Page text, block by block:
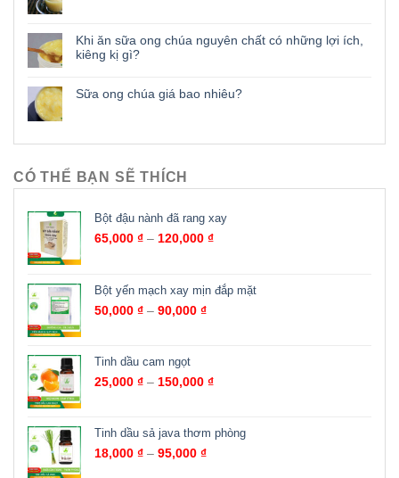
Khi ăn sữa ong chúa nguyên chất có những lợi ích,
kiêng kị gì?
Sữa ong chúa giá bao nhiêu?
CÓ THỂ BẠN SẼ THÍCH
Bột đậu nành đã rang xay
65,000 ₫ – 120,000 ₫
Bột yến mạch xay mịn đắp mặt
50,000 ₫ – 90,000 ₫
Tinh dầu cam ngọt
25,000 ₫ – 150,000 ₫
Tinh dầu sả java thơm phòng
18,000 ₫ – 95,000 ₫